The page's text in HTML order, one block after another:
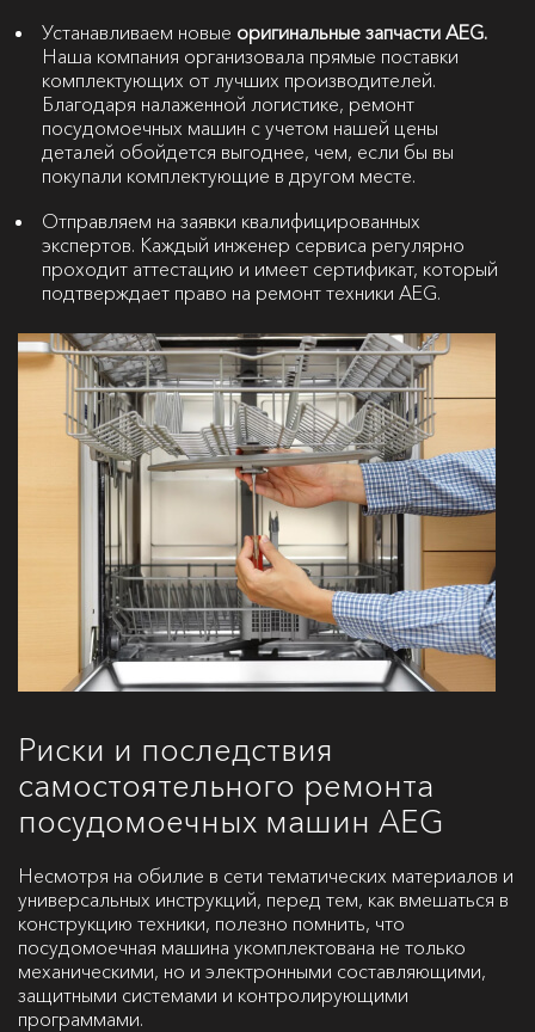
Устанавливаем новые оригинальные запчасти AEG.
Наша компания организовала прямые поставки
комплектующих от лучших производителей.
Благодаря налаженной логистике, ремонт
посудомоечных машин с учетом нашей цены
деталей обойдется выгоднее, чем, если бы вы
покупали комплектующие в другом месте.
Отправляем на заявки квалифицированных
экспертов. Каждый инженер сервиса регулярно
проходит аттестацию и имеет сертификат, который
подтверждает право на ремонт техники AEG.
Риски и последствия
самостоятельного ремонта
посудомоечных машин AEG
Несмотря на обилие в сети тематических материалов и
универсальных инструкций, перед тем, как вмешаться в
конструкцию техники, полезно помнить, что
посудомоечная машина укомплектована не только
механическими, но и электронными составляющими,
защитными системами и контролирующими
программами.